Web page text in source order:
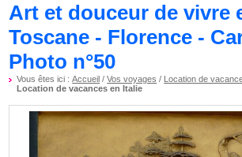
Art et douceur de vivre
Toscane - Florence -
Photo n°50
Vous êtes ici :Accueil /Vos voyages / Location de
Location de vacances en Italie